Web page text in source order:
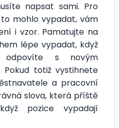
napsat sami. Pro
mohlo vypadat, vám
i vzor. Pamatujte na
lépe vypadat, když
s novým
totiž vystihnete
a pracovní
slova, která příště
pozice vypadají